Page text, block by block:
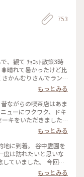
753
ｯﾄ散策3時
晴れて暑かったけど比
かんむりさんでラン
さんでパフェを…と思
と 右手に☕️カヤバ珈
ながら…👣ﾃｸﾃｸﾃｸﾃｸ
1.6km歩き戻る気力が
れた時にお邪魔しよ
いつか」が偶然にも
暑い日にジンジャーエ
今迄で一番パンチがあ
の中をチラッと過った
次の目的地へ〜 #カヤ
メラ旅 #今年は旗を
もっとみる
ながらの喫茶店はあま
ューにワクワク、ドキ
キをいただきました
いこと😍 ミルクセー
ジでスッキリとした味
きりでした✨ #たまご
野 #ヒーリング旅 #My
もっとみる
度は訪れたいと思いな
いました。 今回
れ、
もっとみる